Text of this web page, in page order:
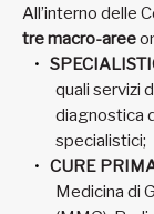
All’interno delle
tre macro-aree
quali servizi
diagnostica
specialistici;
CURE
Medicina di